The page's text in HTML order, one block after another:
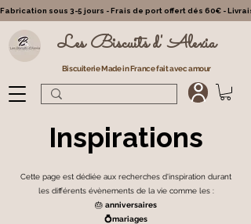
Fabrication sous 3-5 jours - Frais de port offert dés 60€ -
Les Biscuits d' Alexia
Biscuiterie Made in France fait avec amour
Inspirations
Cette page est dédiée aux recherches d'inspiration durant
les différents évènements de la vie comme les :
🎂 anniversaires
💍mariages